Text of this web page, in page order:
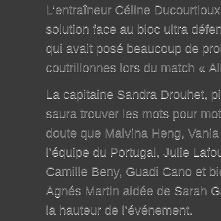
L’entraîneur Céline
solution face au bloc ultra
qui avait posé beaucoup de
coutrillonnes lors du match «
La capitaine Sandra Drouhet,
saura trouver les mots pour
doute que Malvina Heng,
l’équipe du Portugal, Julie
Camille Beny, Guadi Cano et
Agnés Martin aidée de Sarah
la hauteur de l’événement.